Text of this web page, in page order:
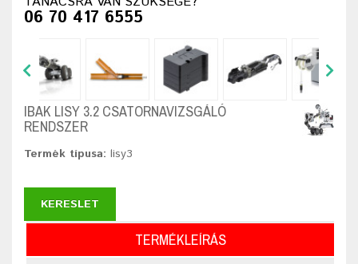
06 70 417 6555
IBAK LISY 3.2 CSATORNAVIZSGÁLÓ
RENDSZER
Termék típusa: lisy3
KERESLET
TERMÉKLEÍRÁS